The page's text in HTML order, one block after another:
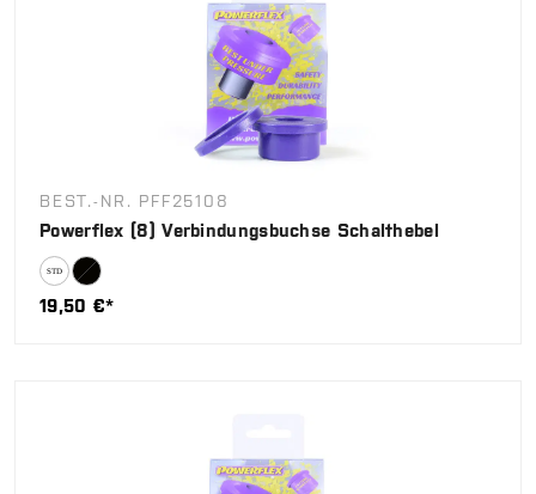
BEST.-NR. PFF25108
Powerflex (8) Verbindungsbuchse Schalthebel
19,50 €*